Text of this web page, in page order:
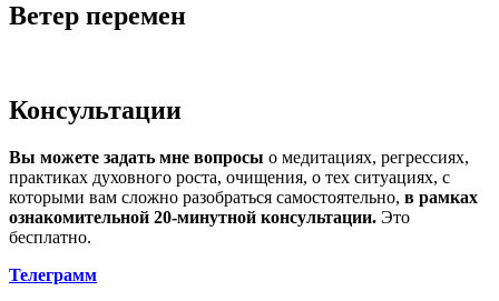
Ветер перемен
Консультации
Вы можете задать мне вопросы о медитациях, регрессиях,
практиках духовного роста, очищения, о тех ситуациях, с
которыми вам сложно разобраться самостоятельно, в рамках
ознакомительной 20-минутной консультации. Это
бесплатно.
Телеграмм